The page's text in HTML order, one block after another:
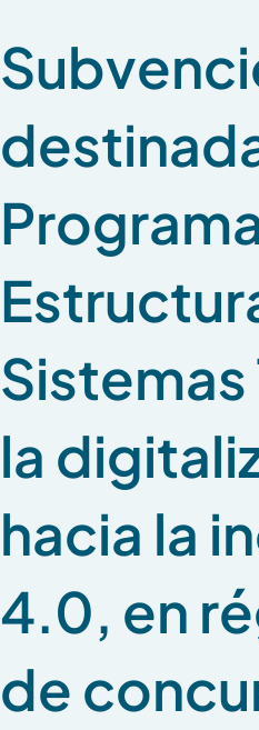
Sistemas
la
hacia la
4.0, en
de